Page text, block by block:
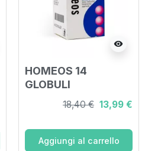
visibility
HOMEOS 14
GLOBULI
18,40 € 13,99 €
Aggiungi al carrello